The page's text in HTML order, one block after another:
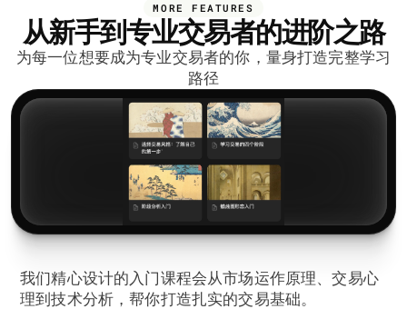
MORE FEATURES
从新手到专业交易者的进阶之路
为每一位想要成为专业交易者的你，量身打造完整学习
路径
1️⃣建立基础认知
我们精心设计的入门课程会从市场运作原理、交易心
理到技术分析，帮你打造扎实的交易基础。